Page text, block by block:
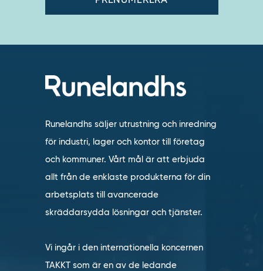
Runelandhs säljer utrustning och inredning
för industri, lager och kontor till företag
och kommuner. Vårt mål är att erbjuda
allt från de enklaste produkterna för din
arbetsplats till avancerade
skräddarsydda lösningar och tjänster.
Vi ingår i den internationella koncernen
TAKKT som är en av de ledande